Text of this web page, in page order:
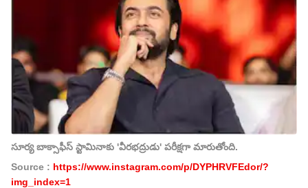
సూర్య బాక్సాఫీస్ స్టామినాకు 'వీరభద్రుడు' పరీక్షగా మారుతోంది.
Source : https://www.instagram.com/p/DYPHRVFEdor/?
img_index=1